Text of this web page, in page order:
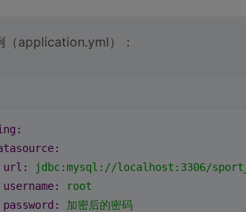
（application.yml）：
url:
jdbc:mysql://localhost:3306/
username:
root
password:
加密后的密码